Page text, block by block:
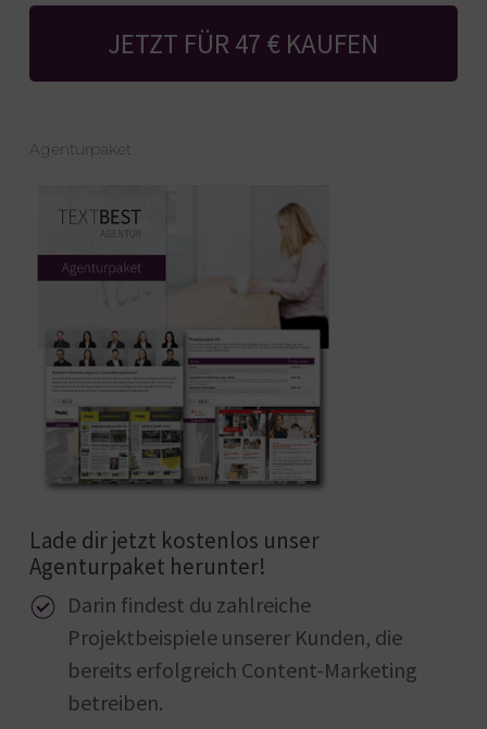
JETZT FÜR 47 € KAUFEN
Agenturpaket
Lade dir jetzt kostenlos unser
Agenturpaket herunter!
Darin findest du zahlreiche
Projektbeispiele unserer Kunden, die
bereits erfolgreich Content-Marketing
betreiben.